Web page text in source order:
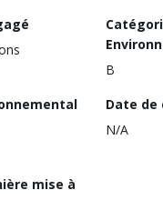
B
Date de
N/A
mise à